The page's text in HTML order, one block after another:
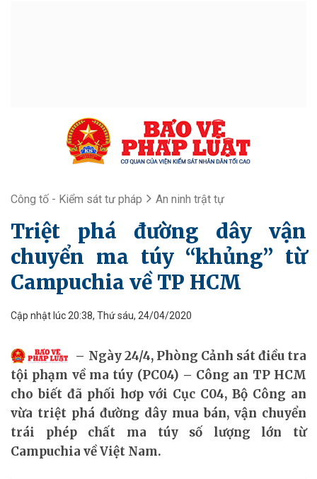
Công tố - Kiểm sát tư pháp An ninh trật tự
Triệt phá đường dây vận
chuyển ma túy “khủng” từ
Campuchia về TP HCM
Cập nhật lúc 20:38, Thứ sáu, 24/04/2020
Ngày 24/4, Phòng Cảnh sát điều tra
tội phạm về ma túy (PC04) – Công an TP HCM
cho biết đã phối hơp với Cục C04, Bộ Công an
vừa triệt phá đường dây mua bán, vận chuyển
trái phép chất ma túy số lượng lớn từ
Campuchia về Việt Nam.